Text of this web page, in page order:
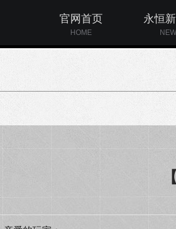
官网首页
HOME
永恒